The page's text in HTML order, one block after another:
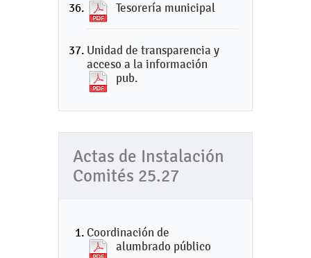
Tesorería municipal
Unidad de transparencia y
acceso a la información
pub.
Actas de Instalación
Comités 25.27
Coordinación de
alumbrado público